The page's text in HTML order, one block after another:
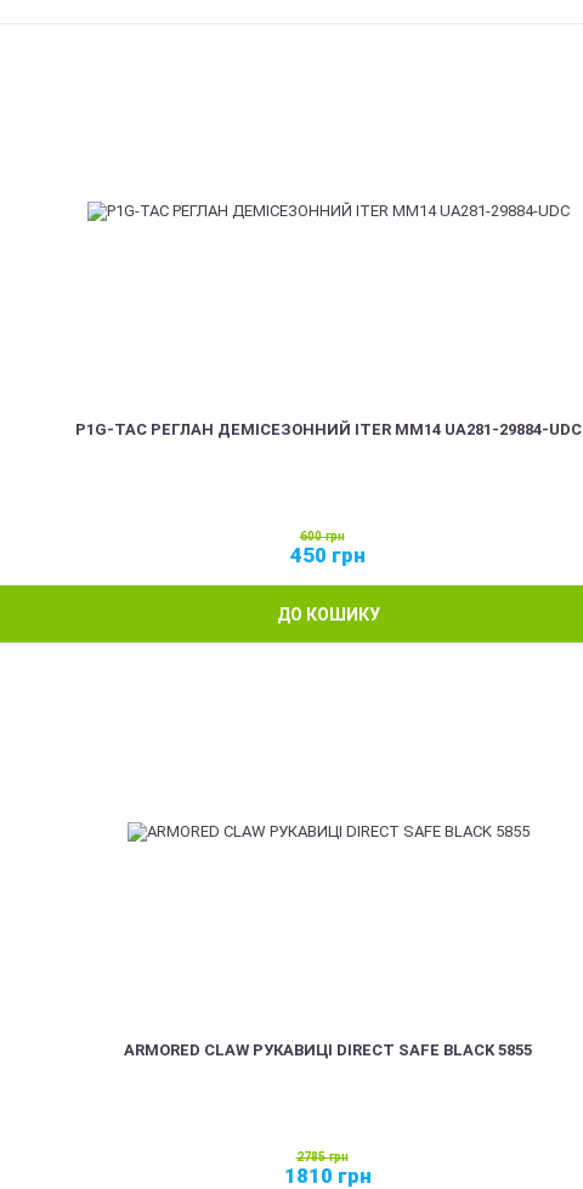
P1G-TAC РЕГЛАН ДЕМІСЕЗОННИЙ ITER ММ14 UA281-29884-UDC
600грн
450 грн
ДО КОШИКУ
ARMORED CLAW РУКАВИЦІ DIRECT SAFE BLACK 5855
2785грн
1810 грн